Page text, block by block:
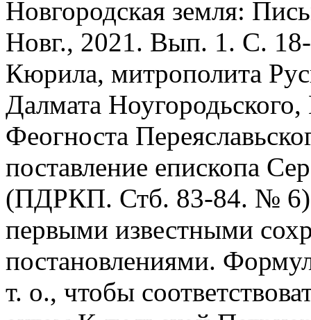
Новгородская земля:
Новг., 2021. Вып. 1. С.
Кюрила, митрополита
Далмата Ноугородьского,
Феогноста
поставление епископа
(ПДРКП. Стб. 83-84. № 6).
первыми известными
постановлениями.
т. о., чтобы